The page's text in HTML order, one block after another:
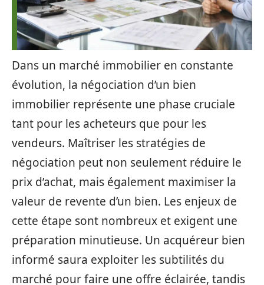
Dans un marché immobilier en constante
évolution, la négociation d’un bien
immobilier représente une phase cruciale
tant pour les acheteurs que pour les
vendeurs. Maîtriser les stratégies de
négociation peut non seulement réduire le
prix d’achat, mais également maximiser la
valeur de revente d’un bien. Les enjeux de
cette étape sont nombreux et exigent une
préparation minutieuse. Un acquéreur bien
informé saura exploiter les subtilités du
marché pour faire une offre éclairée, tandis